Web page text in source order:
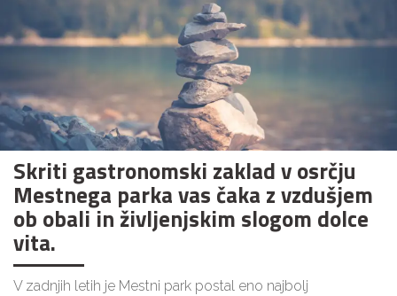
Skriti gastronomski zaklad v osrčju
Mestnega parka vas čaka z vzdušjem
ob obali in življenjskim slogom dolce
vita.
V zadnjih letih je Mestni park postal eno najbolj